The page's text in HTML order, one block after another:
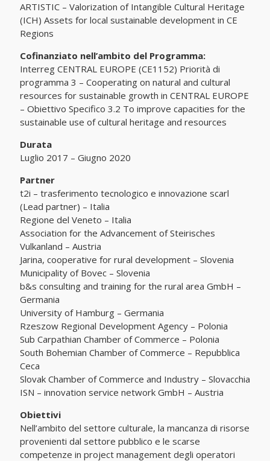
ARTISTIC – Valorization of Intangible Cultural Heritage
(ICH) Assets for local sustainable development in CE
Regions
Cofinanziato nell’ambito del Programma:
Interreg CENTRAL EUROPE (CE1152) Priorità di
programma 3 – Cooperating on natural and cultural
resources for sustainable growth in CENTRAL EUROPE
– Obiettivo Specifico 3.2 To improve capacities for the
sustainable use of cultural heritage and resources
Durata
Luglio 2017 – Giugno 2020
Partner
t2i – trasferimento tecnologico e innovazione scarl
(Lead partner) – Italia
Regione del Veneto – Italia
Association for the Advancement of Steirisches
Vulkanland – Austria
Jarina, cooperative for rural development – Slovenia
Municipality of Bovec – Slovenia
b&s consulting and training for the rural area GmbH –
Germania
University of Hamburg – Germania
Rzeszow Regional Development Agency – Polonia
Sub Carpathian Chamber of Commerce – Polonia
South Bohemian Chamber of Commerce – Repubblica
Ceca
Slovak Chamber of Commerce and Industry – Slovacchia
ISN – innovation service network GmbH – Austria
Obiettivi
Nell’ambito del settore culturale, la mancanza di risorse
provenienti dal settore pubblico e le scarse
competenze in project management degli operatori